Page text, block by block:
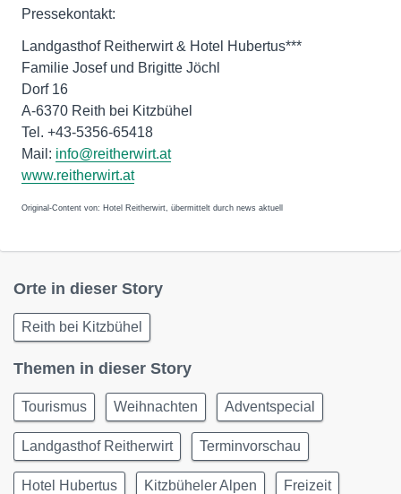
Pressekontakt:
Landgasthof Reitherwirt & Hotel Hubertus***
Familie Josef und Brigitte Jöchl
Dorf 16
A-6370 Reith bei Kitzbühel
Tel. +43-5356-65418
Mail: info@reitherwirt.at
www.reitherwirt.at
Original-Content von: Hotel Reitherwirt, übermittelt durch news aktuell
Orte in dieser Story
Reith bei Kitzbühel
Themen in dieser Story
Tourismus Weihnachten Adventspecial
Landgasthof Reitherwirt Terminvorschau
Hotel Hubertus Kitzbüheler Alpen Freizeit